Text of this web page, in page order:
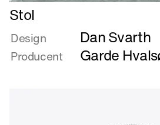
Læs
mere
om
Stol
Stol
Design Dan Svarth
Producent Garde